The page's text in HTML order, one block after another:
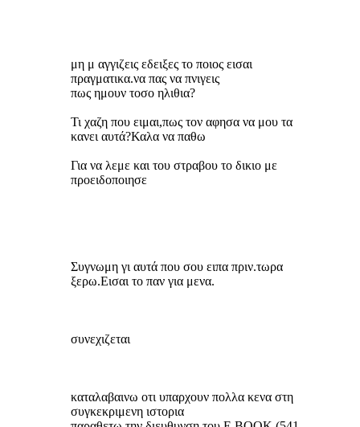
μη μ αγγιζεις εδειξες το ποιος εισαι
πραγματικα.να πας να πνιγεις
πως ημουν τοσο ηλιθια?
Τι χαζη που ειμαι,πως τον αφησα να μου τα
κανει αυτά?Καλα να παθω
Για να λεμε και του στραβου το δικιο με
προειδοποιησε
Συγνωμη γι αυτά που σου ειπα πριν.τωρα
ξερω.Εισαι το παν για μενα.
συνεχιζεται
καταλαβαινω οτι υπαρχουν πολλα κενα στη
συγκεκριμενη ιστορια